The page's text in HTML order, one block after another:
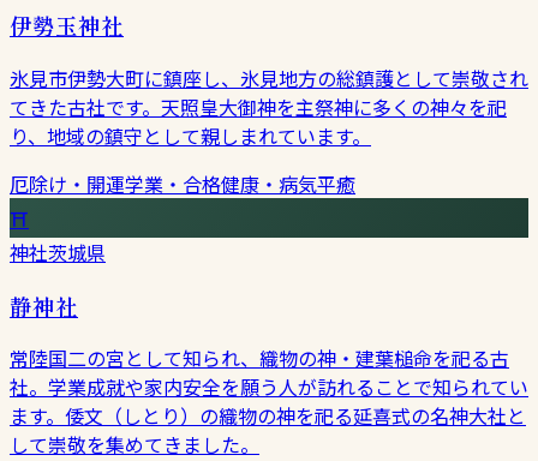
伊勢玉神社
氷見市伊勢大町に鎮座し、氷見地方の総鎮護として崇敬され
てきた古社です。天照皇大御神を主祭神に多くの神々を祀
り、地域の鎮守として親しまれています。
厄除け・開運学業・合格健康・病気平癒
⛩
神社茨城県
静神社
常陸国二の宮として知られ、織物の神・建葉槌命を祀る古
社。学業成就や家内安全を願う人が訪れることで知られてい
ます。倭文（しとり）の織物の神を祀る延喜式の名神大社と
して崇敬を集めてきました。